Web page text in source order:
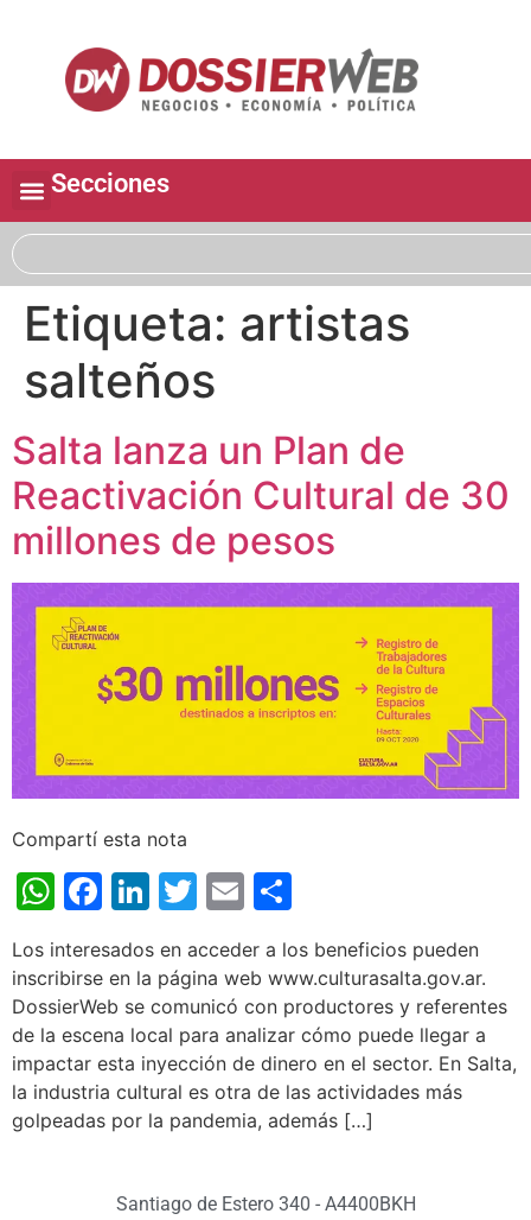
Secciones
Etiqueta: artistas
salteños
Salta lanza un Plan de
Reactivación Cultural de 30
millones de pesos
Compartí esta nota
WhatsApp
Facebook
LinkedIn
Twitter
Email
Los interesados en acceder a los beneficios pueden
inscribirse en la página web www.culturasalta.gov.ar.
DossierWeb se comunicó con productores y referentes
de la escena local para analizar cómo puede llegar a
impactar esta inyección de dinero en el sector. En Salta,
la industria cultural es otra de las actividades más
golpeadas por la pandemia, además […]
Santiago de Estero 340 - A4400BKH